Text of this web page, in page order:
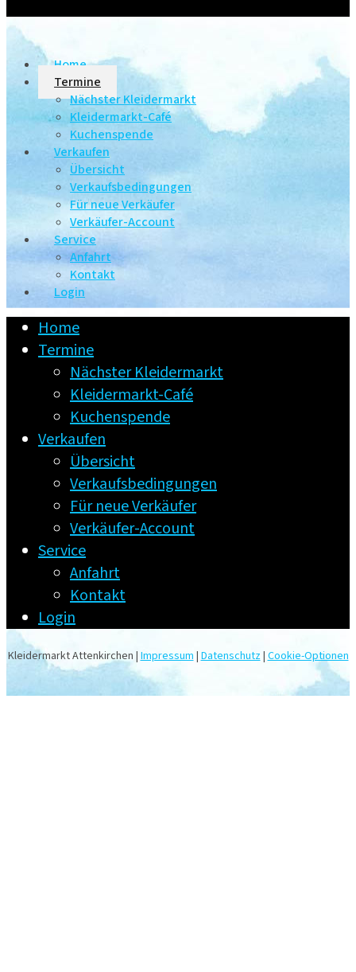
Home
Termine
Nächster Kleidermarkt
Kleidermarkt-Café
Kuchenspende
Verkaufen
Übersicht
Verkaufsbedingungen
Für neue Verkäufer
Verkäufer-Account
Service
Anfahrt
Kontakt
Login
Home
Termine
Nächster Kleidermarkt
Kleidermarkt-Café
Kuchenspende
Verkaufen
Übersicht
Verkaufsbedingungen
Für neue Verkäufer
Verkäufer-Account
Service
Anfahrt
Kontakt
Login
Kleidermarkt Attenkirchen | Impressum | Datenschutz| Cookie-Optionen